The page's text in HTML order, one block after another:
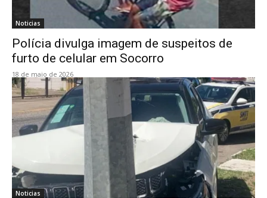
Noticias
Polícia divulga imagem de suspeitos de
furto de celular em Socorro
18 de maio de 2026
Noticias